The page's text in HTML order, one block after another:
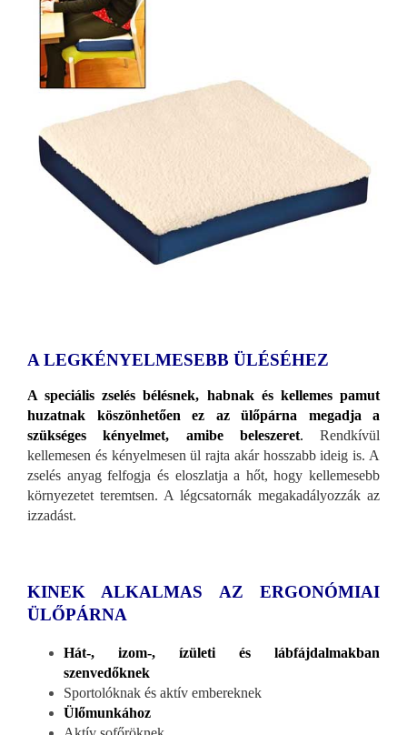
A LEGKÉNYELMESEBB ÜLÉSÉHEZ
A speciális zselés bélésnek, habnak és kellemes pamut
huzatnak köszönhetően ez az ülőpárna megadja a
szükséges kényelmet, amibe beleszeret. Rendkívül
kellemesen és kényelmesen ül rajta akár hosszabb ideig is. A
zselés anyag felfogja és eloszlatja a hőt, hogy kellemesebb
környezetet teremtsen. A légcsatornák megakadályozzák az
izzadást.
KINEK ALKALMAS AZ ERGONÓMIAI
ÜLŐPÁRNA
Hát-, izom-, ízületi és lábfájdalmakban
szenvedőknek
Sportolóknak és aktív embereknek
Ülőmunkához